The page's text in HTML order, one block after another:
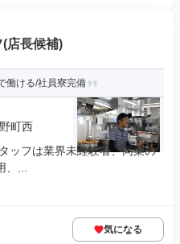
店長候補)
働ける/社員寮完備
町西
ッフは業界未経験者、同業の
...
気になる